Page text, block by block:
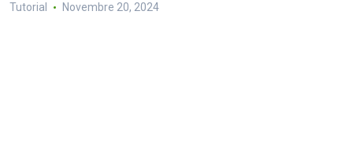
Tutorial Novembre 20, 2024